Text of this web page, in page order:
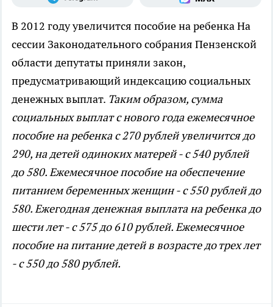
В 2012 году увеличится пособие на ребенкаНа
сессии Законодательного собрания Пензенской
области депутаты приняли закон,
предусматривающий индексацию социальных
денежных выплат. Таким образом, сумма
социальных выплат с нового года ежемесячное
пособие на ребенка с 270 рублей увеличится до
290, на детей одиноких матерей - с 540 рублей
до 580. Ежемесячное пособие на обеспечение
питанием беременных женщин - с 550 рублей до
580. Ежегодная денежная выплата на ребенка до
шести лет - с 575 до 610 рублей. Ежемесячное
пособие на питание детей в возрасте до трех лет
- с 550 до 580 рублей.